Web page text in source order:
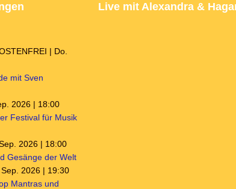
| Do.
mit Sven
2026 | 18:00
Festival für Musik
2026 | 18:00
Gesänge der Welt
2026 | 19:30
Mantras und
Live mit Alexandra &